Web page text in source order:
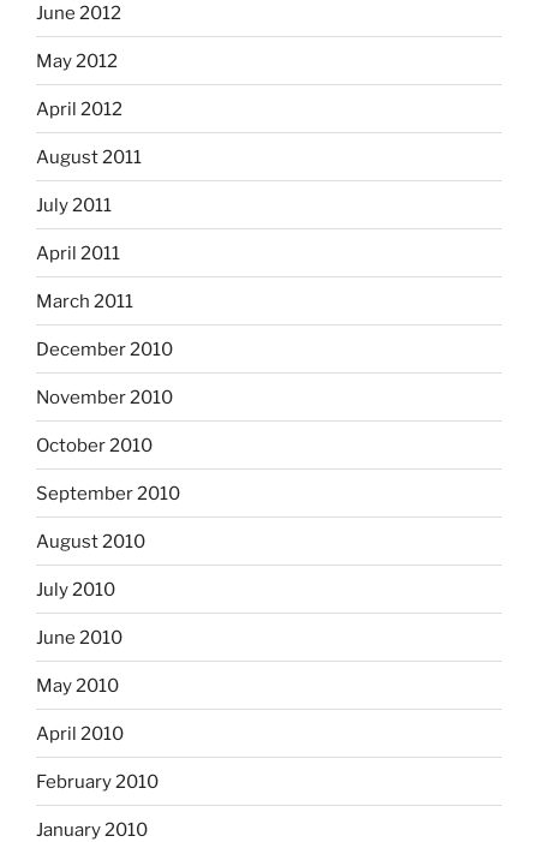
June 2012
May 2012
April 2012
August 2011
July 2011
April 2011
March 2011
December 2010
November 2010
October 2010
September 2010
August 2010
July 2010
June 2010
May 2010
April 2010
February 2010
January 2010